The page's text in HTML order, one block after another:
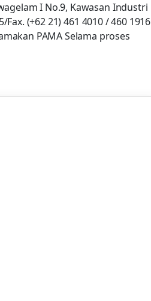
I No.9, Kawasan Industri
(+62 21) 461 4010 / 460 1916
PAMA Selama proses